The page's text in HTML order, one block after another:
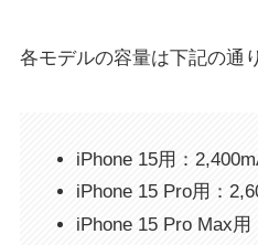
各モデルの容量は下記の通り
iPhone 15用：
iPhone 15 Pro用：
iPhone 15 Pro Max用